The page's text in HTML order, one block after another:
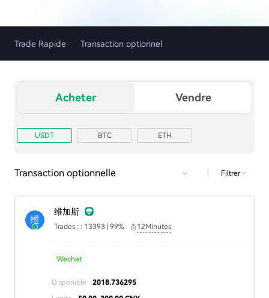
Trade Rapide Transaction optionnel
Acheter Vendre
USDT BTC ETH
Transaction optionnelle | Filtrer
维
维加斯
Trades : : 13393 | 99% 12Minutes
Wechat
Disponible
2018.736295